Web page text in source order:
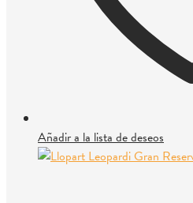
Añadir a la lista de deseos